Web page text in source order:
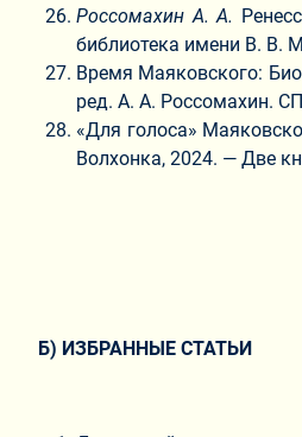
Россомахин А. А.
библиотека имени В. В.
Время Маяковского:
ред. А. А. Россомахин.
«Для голоса»
Волхонка, 2024. — Две
Б) ИЗБРАННЫЕ СТАТЬИ